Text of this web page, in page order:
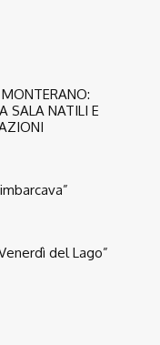
SALA NATILI E
del Lago”